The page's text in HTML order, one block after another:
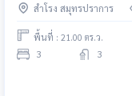
Bedrooms (FOR SALE)
สำโรง สมุทรปราการ
พื้นที่ : 21.00 ตร.ว.
3 3